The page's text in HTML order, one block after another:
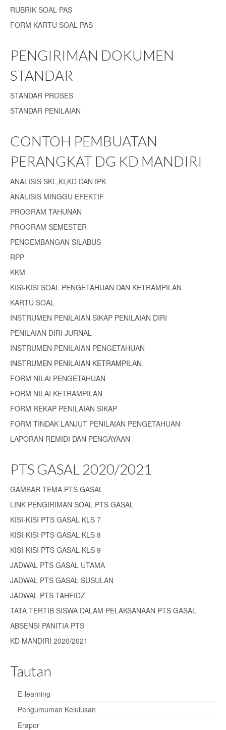
RUBRIK SOAL PAS
FORM KARTU SOAL PAS
PENGIRIMAN DOKUMEN
STANDAR
STANDAR PROSES
STANDAR PENILAIAN
CONTOH PEMBUATAN
PERANGKAT DG KD MANDIRI
ANALISIS SKL,KI,KD DAN IPK
ANALISIS MINGGU EFEKTIF
PROGRAM TAHUNAN
PROGRAM SEMESTER
PENGEMBANGAN SILABUS
RPP
KKM
KISI-KISI SOAL PENGETAHUAN DAN KETRAMPILAN
KARTU SOAL
INSTRUMEN PENILAIAN SIKAP PENILAIAN DIRI
PENILAIAN DIRI JURNAL
INSTRUMEN PENILAIAN PENGETAHUAN
INSTRUMEN PENILAIAN KETRAMPILAN
FORM NILAI PENGETAHUAN
FORM NILAI KETRAMPILAN
FORM REKAP PENILAIAN SIKAP
FORM TINDAK LANJUT PENILAIAN PENGETAHUAN
LAPORAN REMIDI DAN PENGAYAAN
PTS GASAL 2020/2021
GAMBAR TEMA PTS GASAL
LINK PENGIRIMAN SOAL PTS GASAL
KISI-KISI PTS GASAL KLS 7
KISI-KISI PTS GASAL KLS 8
KISI-KISI PTS GASAL KLS 9
JADWAL PTS GASAL UTAMA
JADWAL PTS GASAL SUSULAN
JADWAL PTS TAHFIDZ
TATA TERTIB SISWA DALAM PELAKSANAAN PTS GASAL
ABSENSI PANITIA PTS
KD MANDIRI 2020/2021
Tautan
E-learning
Pengumuman Kelulusan
Erapor